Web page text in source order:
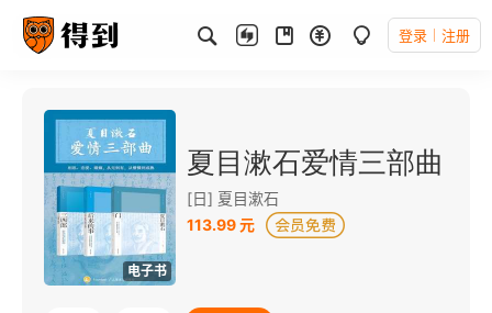
登录 注册
电子书
夏目漱石爱情三部曲
[日] 夏目漱石
113.99 元